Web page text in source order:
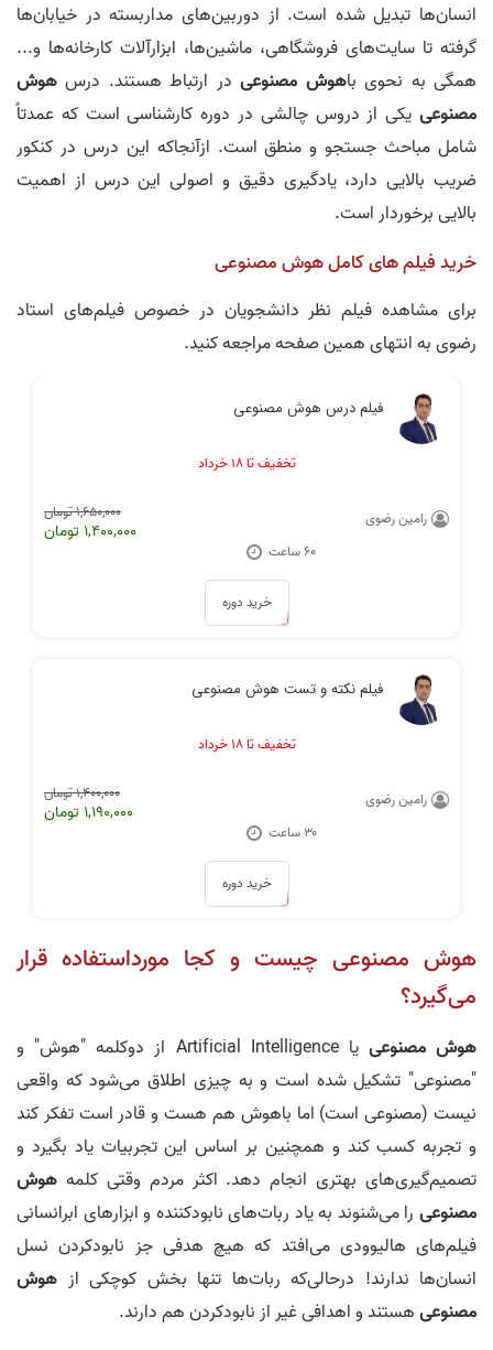
انسان‌ها تبدیل شده است. از دوربین‌های مداربسته در خیابان‌ها
گرفته تا سایت‌های فروشگاهی، ماشین‌ها، ابزارآلات کارخانه‌ها و...
همگی به نحوی باهوش مصنوعیدر ارتباط هستند. درس هوش
مصنوعی یکی از دروس چالشی در دوره کارشناسی است که عمدتاً
شامل مباحث جستجو و منطق است. ازآنجاکه این درس در کنکور
ضریب بالایی دارد، یادگیری دقیق و اصولی این درس از اهمیت
بالایی برخوردار است.
خرید فیلم های کامل هوش مصنوعی
برای مشاهده فیلم نظر دانشجویان در خصوص فیلم‌های استاد
رضوی به انتهای همین صفحه مراجعه کنید.
فیلم درس هوش مصنوعی
تخفیف تا ۱۸ خرداد
1,650,000 تومان
1,400,000 تومان
رامین رضوی
60 ساعت
خرید دوره
فیلم نکته و تست هوش مصنوعی
تخفیف تا ۱۸ خرداد
1,400,000 تومان
1,190,000 تومان
رامین رضوی
۳۰ ساعت
خرید دوره
هوش مصنوعی چیست و کجا مورداستفاده قرار
می‌گیرد؟
هوش مصنوعی
یا Artificial Intelligence از دوکلمه "هوش" و
"مصنوعی" تشکیل شده است و به چیزی اطلاق می‌شود که واقعی
نیست (مصنوعی است) اما باهوش هم هست و قادر است تفکر کند
و تجربه کسب کند و همچنین بر اساس این تجربیات یاد بگیرد و
تصمیم‌گیری‌های بهتری انجام دهد. اکثر مردم وقتی کلمه هوش
مصنوعی را می‌شنوند به یاد ربات‌های نابودکننده و ابزارهای ابرانسانی
فیلم‌های هالیوودی می‌افتد که هیچ هدفی جز نابودکردن نسل
انسان‌ها ندارند! درحالی‌که ربات‌ها تنها بخش کوچکی از هوش
مصنوعیهستند و اهدافی غیر از نابودکردن هم دارند.